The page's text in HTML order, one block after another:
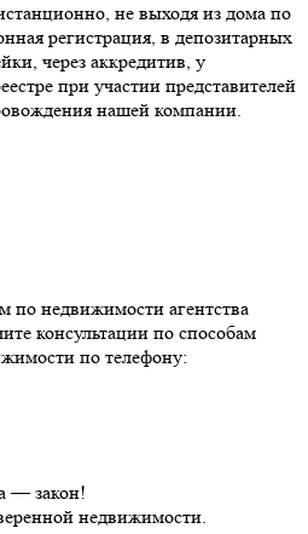
не выходя из дома по
регистрация, в депозитарных
через аккредитив, у
при участии представителей
нашей компании.
по недвижимости агентства
консультации по способам
по телефону:
— закон!
недвижимости.